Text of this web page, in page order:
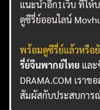
แนะนำอีก1เว็บ ที่ให้
ดูซีรี่ย์ออนไลน์
พร้อมดูซีรี่ย์แล้วหรือยั
รี่ย์จีนพากย์ไทย แล
DRAMA.COM เรา
สัมผัสกับประสบการ